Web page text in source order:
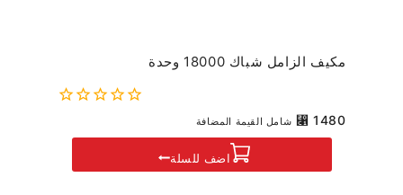
مكيف الزامل شباك 18000 وحدة
⃁ 1480 شامل القيمة المضافة
اضف للسلة